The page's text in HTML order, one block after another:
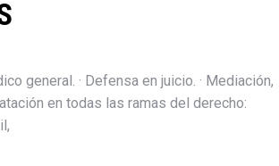
general. · Defensa en juicio. · Mediación,
en todas las ramas del derecho: